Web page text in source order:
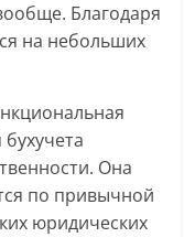
Благодаря
на небольших
Она
по привычной
юридических